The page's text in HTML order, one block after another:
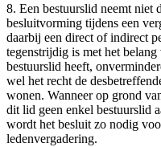
8. Een bestuurslid neemt niet
besluitvorming tijdens een
daarbij een direct of indirect
tegenstrijdig is met het
bestuurslid heeft,
wel het recht de
wonen. Wanneer op grond
dit lid geen enkel bestuurslid
wordt het besluit zo nodig
ledenvergadering.